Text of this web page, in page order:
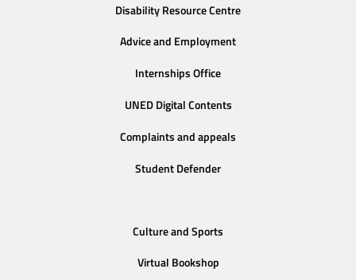
Disability Resource Centre
Advice and Employment
Internships Office
UNED Digital Contents
Complaints and appeals
Student Defender
Culture and Sports
Virtual Bookshop